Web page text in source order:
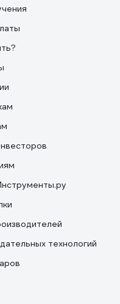
технологий